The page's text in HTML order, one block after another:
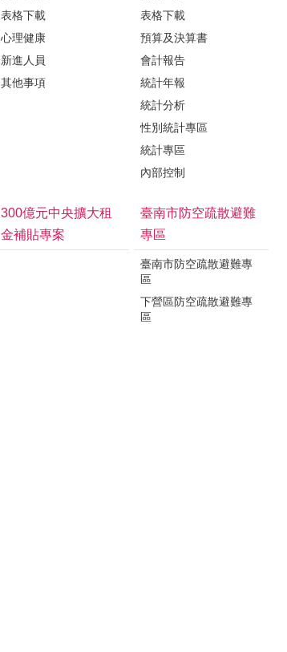
表格下載
心理健康
新進人員
其他事項
表格下載
預算及決算書
會計報告
統計年報
統計分析
性別統計專區
統計專區
內部控制
300億元中央擴大租
金補貼專案
臺南市防空疏散避難
專區
臺南市防空疏散避難專
區
下營區防空疏散避難專
區